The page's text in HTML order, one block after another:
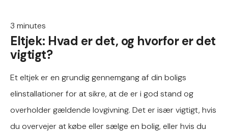
3 minutes
Eltjek: Hvad er det, og hvorfor er det
vigtigt?
Et eltjek er en grundig gennemgang af din boligs
elinstallationer for at sikre, at de er i god stand og
overholder gældende lovgivning. Det er især vigtigt, hvis
du overvejer at købe eller sælge en bolig, eller hvis du